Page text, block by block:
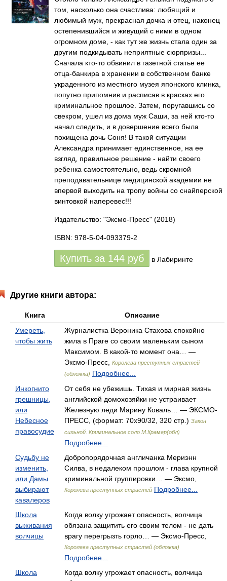
том, насколько она счастлива: любящий и
любимый муж, прекрасная дочка и отец, наконец
остепенившийся и живущий с ними в одном
огромном доме, - как тут же жизнь стала один за
другим подкидывать неприятные сюрпризы...
Сначала кто-то обвинил в газетной статье ее
отца-банкира в хранении в собственном банке
украденного из местного музея японского клинка,
попутно припомнив и расписав в красках его
криминальное прошлое. Затем, поругавшись со
свекром, ушел из дома муж Саши, за ней кто-то
начал следить, и в довершение всего была
похищена дочь Соня! В такой ситуации
Александра принимает единственное, на ее
взгляд, правильное решение - найти своего
ребенка самостоятельно, ведь скромной
преподавательнице медицинской академии не
впервой выходить на тропу войны со снайперской
винтовкой наперевес!!!
Издательство: "Эксмо-Пресс" (2018)
ISBN: 978-5-04-093379-2
Купить за 144 руб в Лабиринте
Другие книги автора:
Книга
Описание
Умереть,
чтобы жить
Журналистка Вероника Стахова спокойно
жила в Праге со своим маленьким сыном
Максимом. В какой-то момент она… —
Эксмо-Пресс,
Королева преступных страстей
(обложка) Подробнее...
Инкогнито
грешницы,
или
Небесное
правосудие
От себя не убежишь. Тихая и мирная жизнь
английской домохозяйки не устраивает
Железную леди Марину Коваль… — ЭКСМО-
ПРЕСС, (формат: 70x90/32, 320 стр.) Закон
сильной. Криминальное соло М.Крамер(обл)
Подробнее...
Судьбу не
изменить,
или Дамы
выбирают
кавалеров
Добропорядочная англичанка Мериэнн
Силва, в недалеком прошлом - глава крупной
криминальной группировки… — Эксмо,
Королева преступных страстей Подробнее...
Школа
выживания
волчицы
Когда волку угрожает опасность, волчица
обязана защитить его своим телом - не дать
врагу перегрызть горло… — Эксмо-Пресс,
Королева преступных страстей (обложка)
Подробнее...
Школа
Когда волку угрожает опасность, волчица